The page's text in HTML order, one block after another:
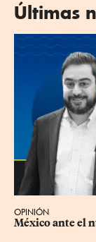
Últimas
OPINIÓN
México ante el